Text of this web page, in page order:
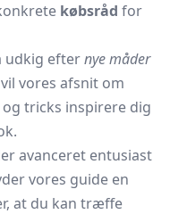
købsråd for
udkig efternye måder
vores afsnit om
tricks inspirere dig
avanceret entusiast
vores guide en
at du kan træffe